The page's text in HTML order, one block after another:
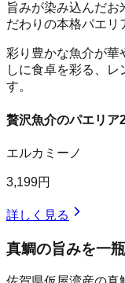
旨みが染み込んだお
だわりの本格パエリ
彩り豊かな魚介が華
しに食卓を彩る、
す。
贅沢魚介のパエリア
エルカミーノ
3,199円
詳しく見る
真鯛の旨みを一